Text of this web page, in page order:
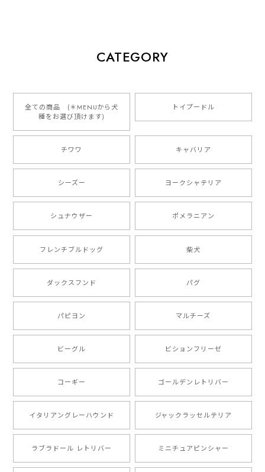
2026/01/16
とっても可愛くて、わんちゃんの名前や電話番号も分か
りやすくて最高です！ ありがとうございました❁⃘*.ﾟ
ご縁がありましたら、またよろしくお願いいたします。
【 自然に囲まれた ダックスフンド 】 キャニスター 保存容器 お家用 プレゼント 犬 ペット うちの子 犬グッズ
【 ボーダーコリー 水彩画風 毛色4色 】 手帳 スマホケース 犬 うちの子 iPhone & Android
ったです。 ご連絡が取りづらい点だけ少し不安になり
ましたが、商品の素敵さでチャラです。 本当に可愛
い。ありがとうございます。
2024/10/28
注文受領連絡が無かったのでハラハラしましたが… 可
愛い商品が届きました！大満足です♪
【 自然に囲まれた ポメラニアン 】マグカップ 犬 ペット うちの子 犬グッズ ギフト プレゼント 母の日
CATEGORY
全ての商品 (＊MENUから犬
種をお選び頂けます)
トイプードル
チワワ キャバリア
シーズー ヨークシャテリア
シュナウザー ポメラニアン
フレンチブルドッグ 柴犬
ダックスフンド パグ
パピヨン マルチーズ
ビーグル ビションフリーゼ
コーギー ゴールデンレトリバー
イタリアングレーハウンド ジャックラッセルテリア
ラブラドール レトリバー ミニチュアピンシャー